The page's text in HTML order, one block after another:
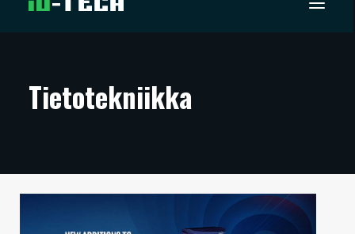
ARTIKKELIT
TECHBBS
Tietotekniikka